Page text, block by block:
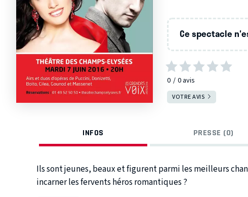
Ce spectacle
0 0avis
VOTRE AVIS
INFOS PRESSE (0)
Ils sont jeunes, beaux et figurent parmi les meilleurs
incarner les fervents héros romantiques ?